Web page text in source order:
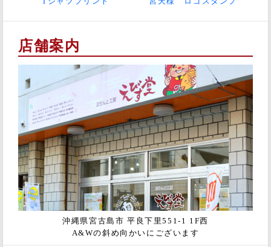
店舗案内
沖縄県宮古島市 平良下里551-1 1F西
A&Wの斜め向かいにございます